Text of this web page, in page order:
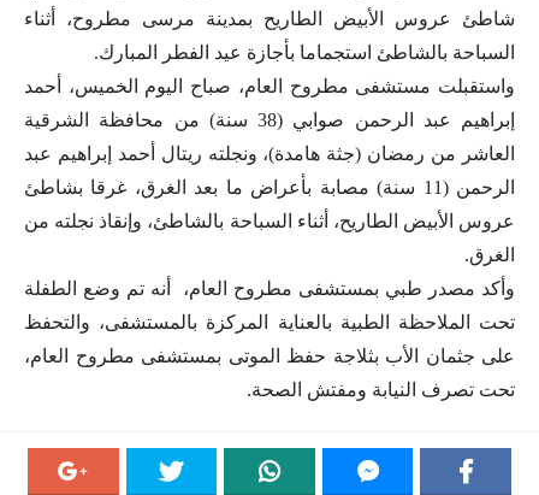
شاطئ عروس الأبيض الطاريح بمدينة مرسى مطروح، أثناء
السباحة بالشاطئ استجماما بأجازة عيد الفطر المبارك.
واستقبلت مستشفى مطروح العام، صباح اليوم الخميس، أحمد
إبراهيم عبد الرحمن صوابي (38 سنة) من محافظة الشرقية
العاشر من رمضان (جثة هامدة)، ونجلته ريتال أحمد إبراهيم عبد
الرحمن (11 سنة) مصابة بأعراض ما بعد الغرق، غرقا بشاطئ
عروس الأبيض الطاريح، أثناء السباحة بالشاطئ، وإنقاذ نجلته من
الغرق.
وأكد مصدر طبي بمستشفى مطروح العام، أنه تم وضع الطفلة
تحت الملاحظة الطبية بالعناية المركزة بالمستشفى، والتحفظ
على جثمان الأب بثلاجة حفظ الموتى بمستشفى مطروح العام،
تحت تصرف النيابة ومفتش الصحة.